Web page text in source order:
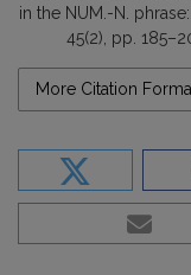
in the NUM.-N.
45(2), pp.
More Citation